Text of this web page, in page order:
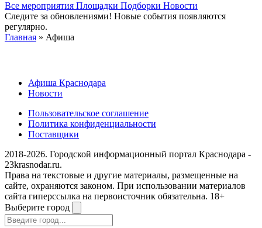
Все мероприятия Площадки Подборки Новости
Следите за обновлениями! Новые события появляются
регулярно.
Главная » Афиша
Афиша Краснодара
Новости
Пользовательское соглашение
Политика конфиденциальности
Поставщики
2018-2026. Городской информационный портал Краснодара -
23krasnodar.ru.
Права на текстовые и другие материалы, размещенные на
сайте, охраняются законом. При использовании материалов
сайта гиперссылка на первоисточник обязательна. 18+
Выберите город